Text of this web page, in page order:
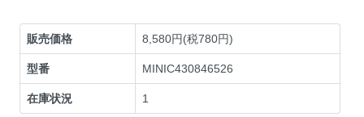
販売価格 8,580円(税780円)
型番 MINIC430846526
在庫状況 1